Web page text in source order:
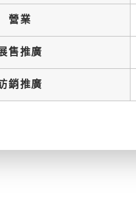
營業
售推廣
銷推廣